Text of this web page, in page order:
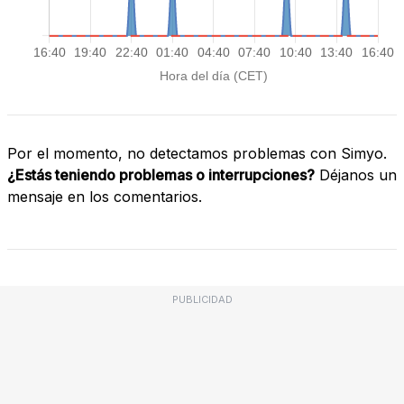
Por el momento, no detectamos problemas con Simyo.
¿Estás teniendo problemas o interrupciones? Déjanos un
mensaje en los comentarios.
PUBLICIDAD